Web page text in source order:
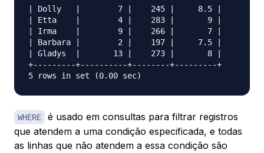
| Dolly   |        7 |    245 |     8.5 |
| Etta    |        4 |    283 |       9 |
| Irma    |        9 |    266 |       7 |
| Barbara |        2 |    197 |     7.5 |
| Gladys  |       13 |    273 |       8 |
+---------+----------+--------+---------+
WHERE
é usado em consultas para filtrar registros
que atendem a uma condição especificada, e todas
as linhas que não atendem a essa condição são